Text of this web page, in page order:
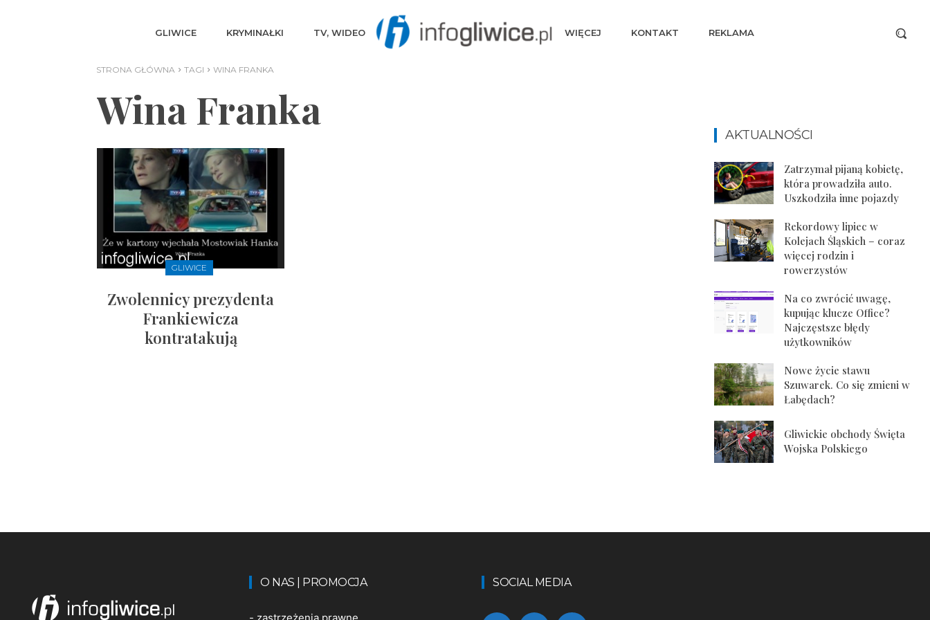
GLIWICE KRYMINAŁKI TV, WIDEO WIĘCEJ KONTAKT REKLAMA
STRONA GŁÓWNA TAGI WINA FRANKA
Wina Franka
GLIWICE
Zwolennicy prezydenta
Frankiewicza
kontratakują
AKTUALNOŚCI
Zatrzymał pijaną kobietę,
która prowadziła auto.
Uszkodziła inne pojazdy
Rekordowy lipiec w
Kolejach Śląskich – coraz
więcej rodzin i
rowerzystów
Na co zwrócić uwagę,
kupując klucze Office?
Najczęstsze błędy
użytkowników
Nowe życie stawu
Szuwarek. Co się zmieni w
Łabędach?
Gliwickie obchody Święta
Wojska Polskiego
O NAS | PROMOCJA
- zastrzeżenia prawne
SOCIAL MEDIA